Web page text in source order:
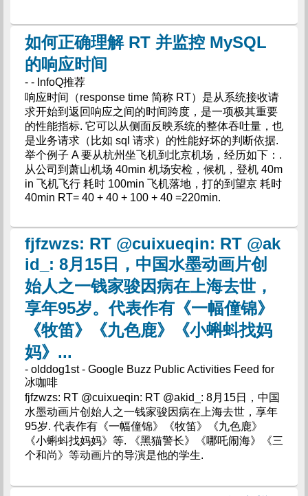
如何正确理解 RT 并监控 MySQL
的响应时间
- - InfoQ推荐
响应时间（response time 简称 RT）是从系统接收请
求开始到返回响应之间的时间跨度，是一项极其重要
的性能指标. 它可以从侧面反映系统的整体吞吐量，也
是业务请求（比如 sql 请求）的性能好坏的判断依据.
举个例子 A 要从杭州坐飞机到北京机场，经历如下：.
从公司到萧山机场 40min 机场安检，候机，登机 40m
in 飞机飞行 耗时 100min 飞机落地，打的到望京 耗时
40min RT= 40 + 40 + 100 + 40 =220min.
fjfzwzs: RT @cuixueqin: RT @ak
id_: 8月15日，中国水墨动画片创
始人之一钱家骏因病在上海去世，
享年95岁。代表作有《一幅僮锦》
《牧笛》《九色鹿》《小蝌蚪找妈
妈》...
- olddog1st - Google Buzz Public Activities Feed for
冰咖啡
fjfzwzs: RT @cuixueqin: RT @akid_: 8月15日，中国
水墨动画片创始人之一钱家骏因病在上海去世，享年
95岁. 代表作有《一幅僮锦》《牧笛》《九色鹿》
《小蝌蚪找妈妈》等. 《黑猫警长》《哪吒闹海》《三
个和尚》等动画片的导演是他的学生.